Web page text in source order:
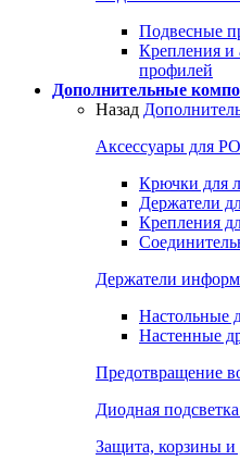
Подвесные
Крепления и
профилей
Дополнительные
Назад
Аксессуары для
Крючки для
Держатели
Крепления
Держатели
Настольные
Настенные
Предотвращение
Диодная
Защита, корзины и